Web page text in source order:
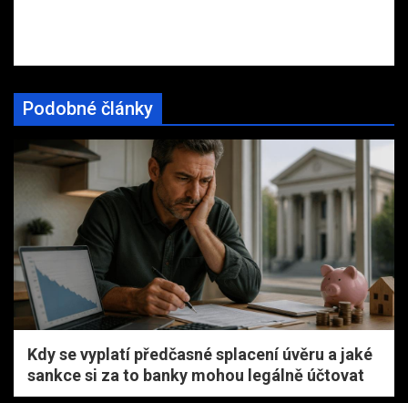
Podobné články
Kdy se vyplatí předčasné splacení úvěru a jaké
sankce si za to banky mohou legálně účtovat